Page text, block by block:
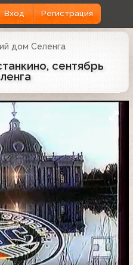
Вход Регистрация
дом Селенга
сентябрь